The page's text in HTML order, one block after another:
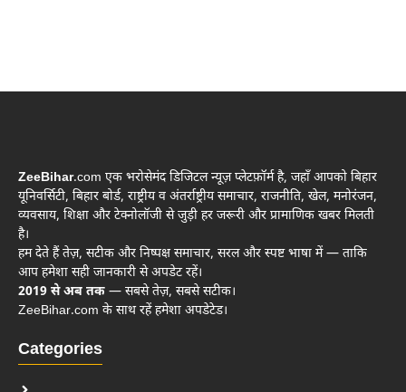
ZeeBihar.com एक भरोसेमंद डिजिटल न्यूज़ प्लेटफ़ॉर्म है, जहाँ आपको बिहार
यूनिवर्सिटी, बिहार बोर्ड, राष्ट्रीय व अंतर्राष्ट्रीय समाचार, राजनीति, खेल, मनोरंजन,
व्यवसाय, शिक्षा और टेक्नोलॉजी से जुड़ी हर जरूरी और प्रामाणिक खबर मिलती
है।
हम देते हैं तेज़, सटीक और निष्पक्ष समाचार, सरल और स्पष्ट भाषा में — ताकि
आप हमेशा सही जानकारी से अपडेट रहें।
2019 से अब तक — सबसे तेज़, सबसे सटीक।
ZeeBihar.com के साथ रहें हमेशा अपडेटेड।
Categories